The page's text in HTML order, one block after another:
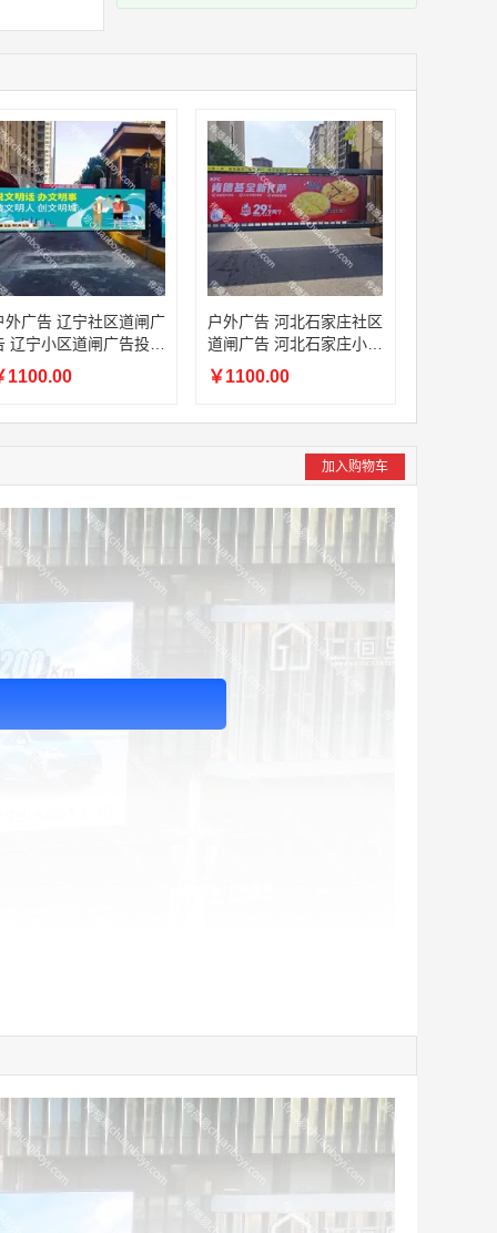
外广告 辽宁社区道闸广
辽宁小区道闸广告投放
1100.00
户外广告 河北石家庄社区
道闸广告 河北石家庄小区
道闸广告投放价格
￥1100.00
加入购物车